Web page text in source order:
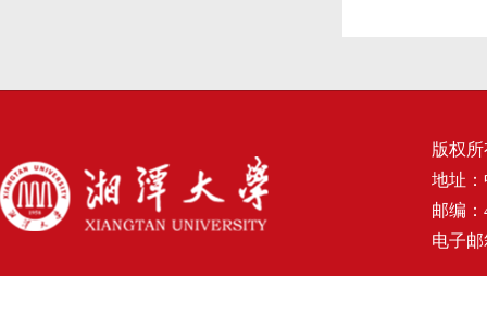
版权
地址
邮编：
电子邮